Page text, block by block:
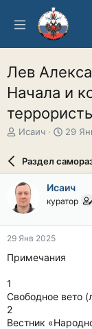
Лев
Начала и
А
о
р
т
е
м
ы
Исаич
Д
а
а
ч
л
29
Раздел
Исаич
куратор
29 Янв 2025
Примечания
1
Свободное вето
2
Вестник